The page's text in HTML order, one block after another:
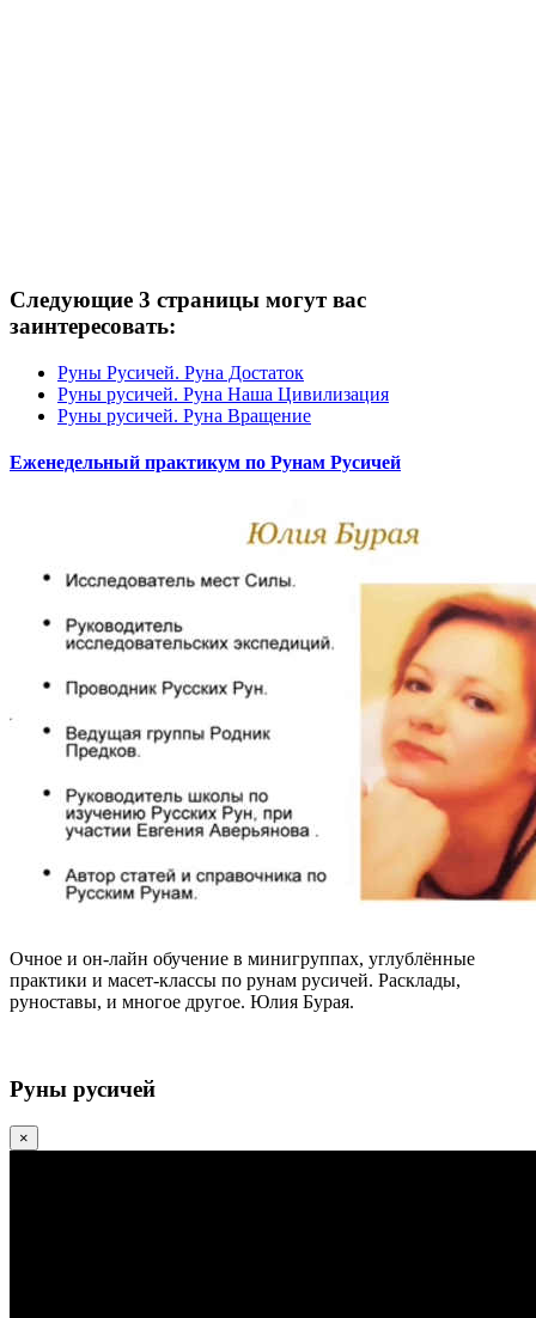
Следующие 3 страницы могут вас
заинтересовать:
Руны Русичей. Руна Достаток
Руны русичей. Руна Наша Цивилизация
Руны русичей. Руна Вращение
Еженедельный практикум по Рунам Русичей
Очное и он-лайн обучение в минигруппах, углублённые
практики и масет-классы по рунам русичей. Расклады,
руноставы, и многое другое. Юлия Бурая.
Руны русичей
×